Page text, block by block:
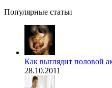
Популярные статьи
Как выглядит половой
28.10.2011